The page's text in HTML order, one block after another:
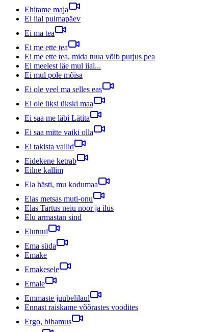
Ehitame maja
Ei iial pulmapäev
Ei ma tea
Ei me ette tea
Ei me ette tea, mida tuua võib purjus pea
Ei meelest läe mul iial...
Ei mul pole mõisa
Ei ole veel ma selles eas
Ei ole üksi ükski maa
Ei saa me läbi Lätita
Ei saa mitte vaiki olla
Ei takista vallid
Eidekene ketrab
Eilne kallim
Ela hästi, mu kodumaa
Elas metsas muti-onu
Elas Tartus neiu noor ja ilus
Elu armastan sind
Elutuul
Ema süda
Emake
Emakesele
Emale
Emmaste juubelilaul
Ennast raiskame võõrastes voodites
Ergo, bibamus